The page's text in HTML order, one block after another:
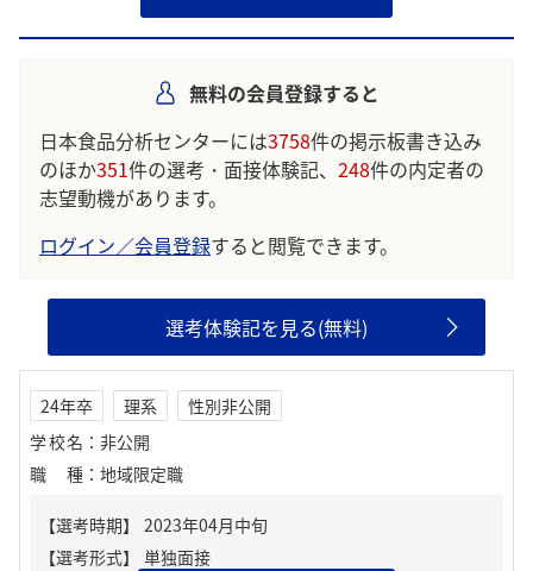
無料の会員登録すると
日本食品分析センターには3758件の掲示板書き込み
のほか351件の選考・面接体験記、 248件の内定者の
志望動機があります。
ログイン／会員登録すると閲覧できます。
選考体験記を見る(無料)
24年卒 理系
性別非公開
学校名 ： 非公開
職種 ： 地域限定職